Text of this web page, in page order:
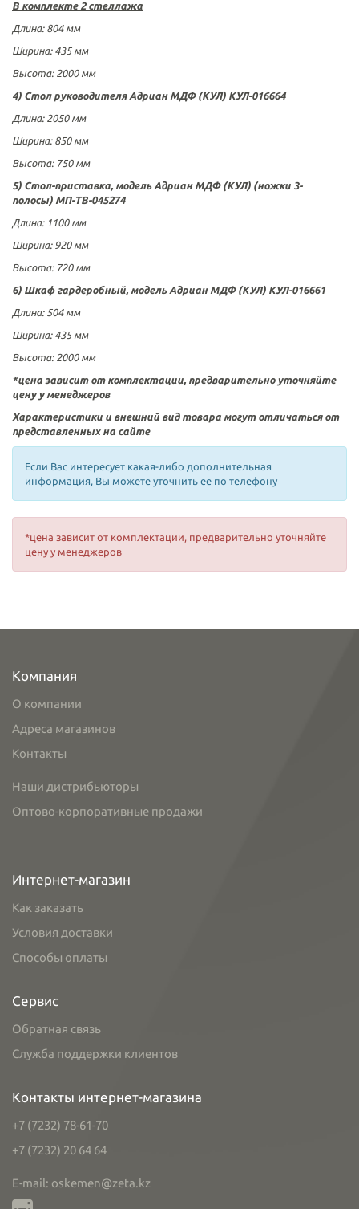
В комплекте 2 стеллажа
Длина: 804 мм
Ширина: 435 мм
Высота:2000 мм
4) Стол руководителя Адриан МДФ (КУЛ) КУЛ-016664
Длина: 2050 мм
Ширина: 850 мм
Высота:750 мм
5) Стол-приставка, модель Адриан МДФ (КУЛ) (ножки 3-
полосы) МП-ТВ-045274
Длина: 1100мм
Ширина: 920 мм
Высота:720 мм
6) Шкаф гардеробный, модель Адриан МДФ (КУЛ) КУЛ-016661
Длина: 504 мм
Ширина: 435 мм
Высота: 2000мм
*цена зависит от комплектации, предварительно уточняйте
цену у менеджеров
Характеристики и внешний вид товара могут отличаться от
представленных на сайте
Если Вас интересует какая-либо дополнительная
информация, Вы можете уточнить ее по телефону
*цена зависит от комплектации, предварительно уточняйте
цену у менеджеров
Компания
О компании
Адреса магазинов
Контакты
Наши дистрибьюторы
Оптово-корпоративные продажи
Интернет-магазин
Как заказать
Условия доставки
Способы оплаты
Сервис
Обратная связь
Служба поддержки клиентов
Контакты интернет-магазина
+7 (7232) 78-61-70
+7 (7232) 20 64 64
E-mail: oskemen@zeta.kz